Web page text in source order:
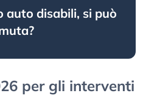
auto disabili, si può
per gli interventi